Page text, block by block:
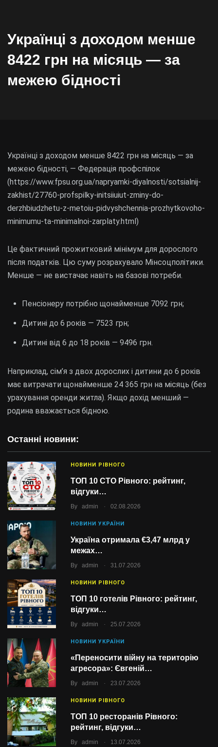
Українці з доходом менше
8422 грн на місяць — за
межею бідності
Останні новини:
НОВИНИ РІВНОГО
ТОП 10 СТО Рівного: рейтинг,
відгуки…
By admin . 02.08.2026
НОВИНИ УКРАЇНИ
Україна отримала €3,47 млрд у
межах…
By admin . 31.07.2026
НОВИНИ РІВНОГО
ТОП 10 готелів Рівного: рейтинг,
відгуки…
By admin . 25.07.2026
НОВИНИ УКРАЇНИ
«Переносити війну на територію
агресора»: Євгеній…
By admin . 23.07.2026
НОВИНИ РІВНОГО
ТОП 10 ресторанів Рівного:
рейтинг, відгуки…
By admin . 13.07.2026
Українці з доходом менше 8422 грн на місяць — за
межею бідності, — Федерація профспілок
(https://www.fpsu.org.ua/napryamki-diyalnosti/sotsialnij-
zakhist/27760-profspilky-initsiiuiut-zminy-do-
derzhbiudzhetu-z-metoiu-pidvyshchennia-prozhytkovoho-
minimumu-ta-minimalnoi-zarplaty.html)
Це фактичний прожитковий мінімум для дорослого
після податків. Цю суму розрахувало Мінсоцполітики.
Менше — не вистачає навіть на базові потреби.
Пенсіонеру потрібно щонайменше 7092 грн;
Дитині до 6 років — 7523 грн;
Дитині від 6 до 18 років — 9496 грн.
Наприклад, сім’я з двох дорослих і дитини до 6 років
має витрачати щонайменше 24 365 грн на місяць (без
урахування оренди житла). Якщо дохід менший —
родина вважається бідною.